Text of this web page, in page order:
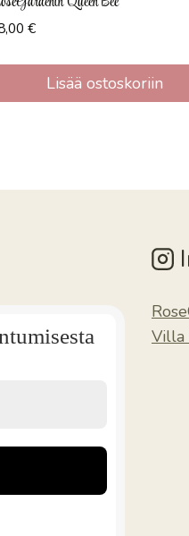
€
Lisää ostoskoriin
Villa